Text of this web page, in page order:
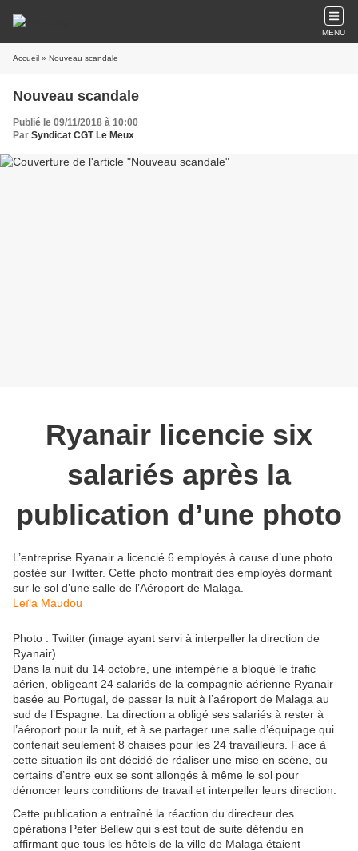
MENU
Accueil » Nouveau scandale
Nouveau scandale
Publié le 09/11/2018 à 10:00
Par Syndicat CGT Le Meux
Ryanair licencie six
salariés après la
publication d’une photo
L’entreprise Ryanair a licencié 6 employés à cause d’une photo
postée sur Twitter. Cette photo montrait des employés dormant
sur le sol d’une salle de l’Aéroport de Malaga.
Leïla Maudou
Photo : Twitter (image ayant servi à interpeller la direction de
Ryanair)
Dans la nuit du 14 octobre, une intempérie a bloqué le trafic
aérien, obligeant 24 salariés de la compagnie aérienne Ryanair
basée au Portugal, de passer la nuit à l’aéroport de Malaga au
sud de l’Espagne. La direction a obligé ses salariés à rester à
l’aéroport pour la nuit, et à se partager une salle d’équipage qui
contenait seulement 8 chaises pour les 24 travailleurs. Face à
cette situation ils ont décidé de réaliser une mise en scène, ou
certains d’entre eux se sont allongés à même le sol pour
dénoncer leurs conditions de travail et interpeller leurs direction.
Cette publication a entraîné la réaction du directeur des
opérations Peter Bellew qui s’est tout de suite défendu en
affirmant que tous les hôtels de la ville de Malaga étaient